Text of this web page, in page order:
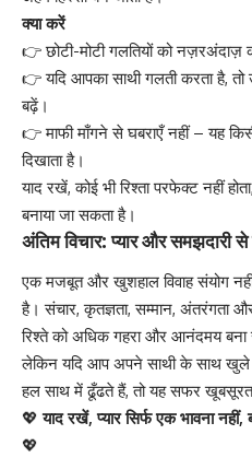
क्या करें
👉 छोटी-मोटी गलतियों को
👉 यदि आपका साथी गलती करता है,
बढ़ें।
👉 माफी माँगने से घबराएँ नहीं – यह
दिखाता है।
याद रखें, कोई भी रिश्ता परफेक्ट नहीं
बनाया जा सकता है।
अंतिम विचार: प्यार और समझदारी
एक मजबूत और खुशहाल विवाह संयोग नहीं,
है। संचार, कृतज्ञता, सम्मान, अंतरंगता
रिश्ते को अधिक गहरा और आनंदमय
लेकिन यदि आप अपने साथी के साथ
हल साथ में ढूँढते हैं, तो यह सफर खूबसूरत
💖याद रखें, प्यार सिर्फ एक भावना
💖